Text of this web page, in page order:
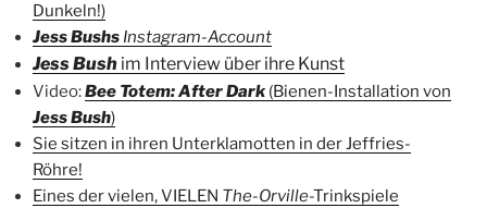
Dunkeln!)
Jess Bushs Instagram-Account
Jess Bush im Interview über ihre Kunst
Video:Bee Totem: After Dark (Bienen-Installation von
Jess Bush)
Sie sitzen in ihren Unterklamotten in der Jeffries-
Röhre!
Eines der vielen, VIELEN The-Orville-Trinkspiele